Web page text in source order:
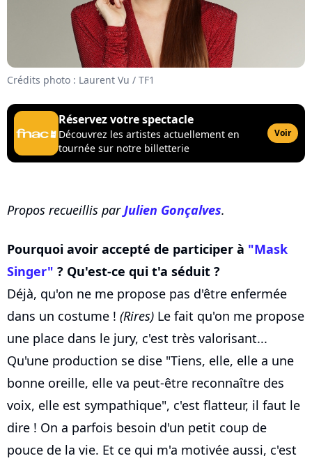
Crédits photo : Laurent Vu / TF1
Réservez votre spectacle
Découvrez les artistes actuellement en
tournée sur notre billetterie
Voir
Propos recueillis parJulien Gonçalves.
Pourquoi avoir accepté de participer à "Mask
Singer" ? Qu'est-ce qui t'a séduit ?
Déjà, qu'on ne me propose pas d'être enfermée
dans un costume ! (Rires) Le fait qu'on me propose
une place dans le jury, c'est très valorisant...
Qu'une production se dise "Tiens, elle, elle a une
bonne oreille, elle va peut-être reconnaître des
voix, elle est sympathique", c'est flatteur, il faut le
dire ! On a parfois besoin d'un petit coup de
pouce de la vie. Et ce qui m'a motivée aussi, c'est